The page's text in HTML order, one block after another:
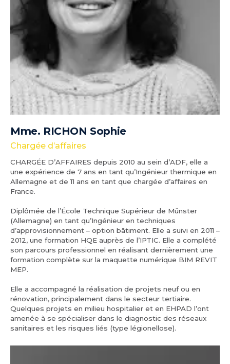
Mme. RICHON Sophie
Chargée d’affaires
CHARGÉE D’AFFAIRES depuis 2010 au sein d’ADF, elle a
une expérience de 7 ans en tant qu’Ingénieur thermique en
Allemagne et de 11 ans en tant que chargée d’affaires en
France.
Diplômée de l’École Technique Supérieur de Münster
(Allemagne) en tant qu’Ingénieur en techniques
d’approvisionnement – option bâtiment. Elle a suivi en 2011 –
2012, une formation HQE auprès de l’IPTIC. Elle a complété
son parcours professionnel en réalisant dernièrement une
formation complète sur la maquette numérique BIM REVIT
MEP.
Elle a accompagné la réalisation de projets neuf ou en
rénovation, principalement dans le secteur tertiaire.
Quelques projets en milieu hospitalier et en EHPAD l’ont
amenée à se spécialiser dans le diagnostic des réseaux
sanitaires et les risques liés (type légionellose).